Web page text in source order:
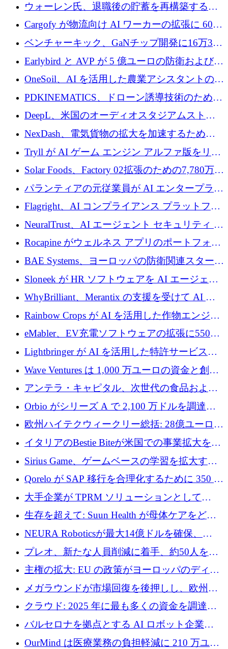
ウォーレン氏、退職後の貯蓄を再構築するた
めに1,000万ユーロを調達
Cargofy が物流向け AI ワーカーの拡張に 600
万ドルを獲得
ベンチャーキック、GaNチップ開発に16万3千
ユーロでMinisaを支援
Earlybird と AVP が 5 億ユーロの防衛および二
重用途の成長基金である E2D を立ち上げる
OneSoil、AI を活用した農業アシスタントの拡
大に​​ 100 万ユーロを確保
PDKINEMATICS、ドローン誘導技術のために
200 万ユーロを調達
DeepL、米国のオーディオスタジアムストリ
ーミング事業Mixhaloを買収
NexDash、電気貨物の拡大を加速するために
EIT Urban Mobilityから250万ユーロを確保
Tryll が AI ゲーム エンジン アルファ版をリリ
ースし、60 万ドルのプレシード資金を確保
Solar Foods、Factory 02拡張のための7,780万ユ
ーロの資金調達パッケージを獲得
パランティアの元従業員が AI エンタープライ
ズ スタートアップの Conduct に 6,000 万ドル
を調達
Flagright、AI コンプライアンス プラットフォ
ームを拡張するためにシリーズ A で 1,250 万
ドルを確保
NeuralTrust、AI エージェント セキュリティ プ
ラットフォームの拡張に 2,000 万ドルを調達
Rocapine がウェルネス アプリのポートフォリ
オを拡大するためにシリーズ A で 1,300 万ド
ルを調達
BAE Systems、ヨーロッパの防衛関連スタート
アップの規模拡大を支援するために 5,000 万
ユーロの支援を開始
Sloneek が HR ソフトウェアを AI エージェン
トに変えるために 600 万ドルを調達
WhyBrilliant、Merantix の支援を受けて AI 求
人マッチングを拡大するために 100 万ユーロ
Rainbow Crops が AI を活用した作物エンジニ
アリングを拡張するために 970 万ユーロを調
eMabler、EV充電ソフトウェアの拡張に550万
ユーロを確保
Lightbringer が AI を活用した特許サービスを
拡大するために 1,000 万ドルを調達
Wave Ventures は 1,000 万ユーロの資金と創設
者補助金で 10 周年を迎える
アンテラ・キャピタル、次世代の食品および
アグリテクノロジーのイノベーションを支援
するファンド III の初回クローズ額が 1 億ドル
に到達
Orbio がシリーズ A で 2,100 万ドルを調達、
AI 労働力管理を世界の最前線の労働者に提供
欧州ハイテクウィークリー総括: 28億ユーロの
取引と5月のハイライト
イタリアのBestie Biteが米国での事業拡大を加
速するために150万ユーロを調達
Sirius Game、ゲームベースの学習を拡大する
ために 130 万ユーロの資金調達を完了
Qorelo が SAP 移行を合理化するために 350 万
ドルを調達
大手企業が TPRM ソリューションとして
Vanta を選択する理由
生存を超えて: Suun Health が母体ケアをどの
ように再考しているか
NEURA Roboticsが最大14億ドルを確保、
Bending Spoonsが米国IPOを申請、英国首相が
4億ポンドのチップ計画を発表
プレオ、新たな人員削減に着手、約50人を解
雇
主権の拡大: EU の政策がヨーロッパのディー
プテック戦略をどのように再構築しているか
メガラウンドが市場回復を後押しし、欧州の
ハイテク資金調達は5月に105億ユーロに回復
クラウド: 2025 年に最も多くの資金を調達し
た 10 社
バルセロナを拠点とする AI ロボット企業
Theker が 8,500 万ドルを調達
OurMind は医療業務の負担軽減に 210 万ユー